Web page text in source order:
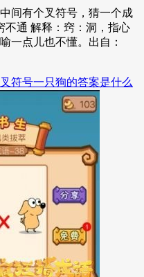
间有个叉符号，猜一个成
不通 解释：窍：洞，指心
一点儿也不懂。出自：
符号一只狗的答案是什么